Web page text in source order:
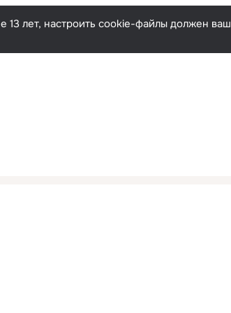
Русский
13 лет, настроить cookie-файлы должен ваш